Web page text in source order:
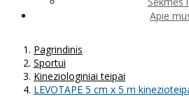
Apie
Pagrindinis
Sportui
Kineziologiniai teipai
LEVOTAPE 5 cm x 5 m